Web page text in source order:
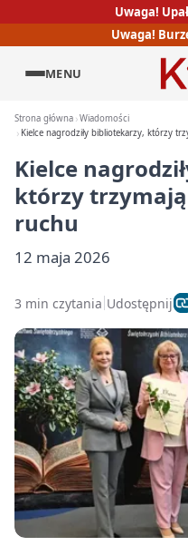
Uwaga!
Uwaga!
MENU
Strona główna Wiadomości
Kielce nagrodziły bibliotekarzy, którzy
Kielce
którzy
ruchu
12 maja 2026
3 min czytania Udostępnij